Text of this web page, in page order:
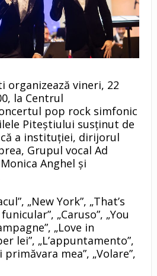
organizează vineri, 22
la Centrul
pop rock simfonic
Piteștiului susținut de
a instituției, dirijorul
Grupul vocal Ad
Anghel și
„New York”, „That’s
„Caruso”, „You
„Love in
lei”, „L’appuntamento”,
primăvara mea”, „Volare”,